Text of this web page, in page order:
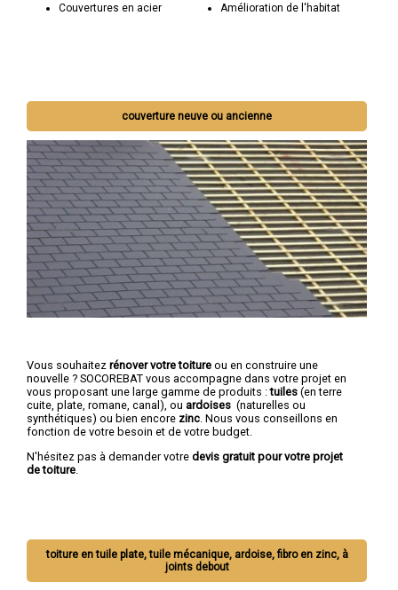
Couvertures en acier
Amélioration de l'habitat
couverture neuve ou ancienne
Vous souhaitez rénover votre toiture ou en construire une
nouvelle ? SOCOREBAT vous accompagne dans votre projet en
vous proposant une large gamme de produits :tuiles (en terre
cuite, plate, romane, canal), ou ardoises (naturelles ou
synthétiques) ou bien encore zinc. Nous vous conseillons en
fonction de votre besoin et de votre budget.
N'hésitez pas à demander votre devis gratuit pour votre projet
de toiture
toiture en tuile plate, tuile mécanique, ardoise, fibro en zinc, à
joints debout